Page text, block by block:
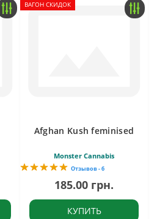
ВАГОН СКИДОК
Afghan Kush feminised
Monster Cannabis
Отзывов - 6
185.00 грн.
КУПИТЬ